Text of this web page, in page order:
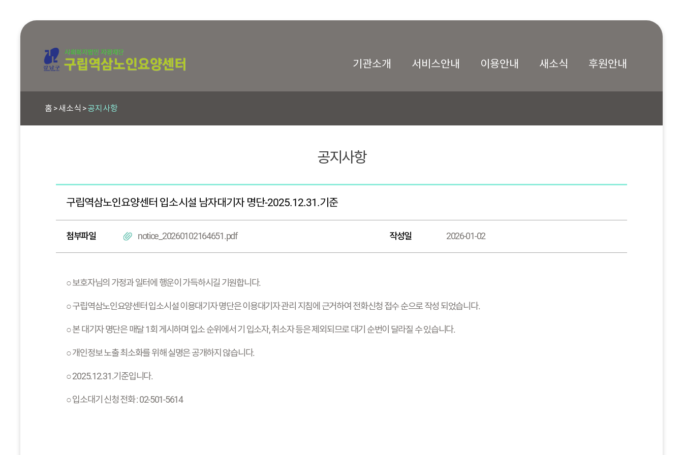
기관소개 서비스안내 이용안내 새소식 후원안내
홈 새소식 공지사항
공지사항
구립역삼노인요양센터 입소시설 남자대기자 명단-2025.12.31.기준
첨부파일 notice_20260102164651.pdf 작성일 2026-01-02
○ 보호자님의 가정과 일터에 행운이 가득하시길 기원합니다.
○ 구립역삼노인요양센터 입소시설 이용대기자 명단은 이용대기자 관리 지침에 근거하여 전화신청 접수 순으로 작성 되었습니다.
○ 본 대기자 명단은 매달 1회 게시하며 입소 순위에서 기 입소자, 취소자 등은 제외되므로 대기 순번이 달라질 수 있습니다.
○ 개인정보 노출 최소화를 위해 실명은 공개하지 않습니다.
○ 2025.12.31.기준입니다.
○ 입소대기 신청 전화 : 02-501-5614